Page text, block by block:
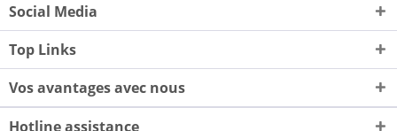
Social Media
Top Links
Vos avantages avec nous
Hotline assistance